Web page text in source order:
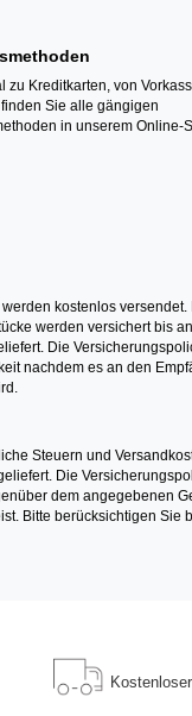
zu Kreditkarten, von
Sie alle gängigen
in unserem Online-
kostenlos versendet.
werden versichert bis
Die
nachdem es an den
Steuern und
Die
dem angegebenen
Bitte berücksichtigen
Kostenloser